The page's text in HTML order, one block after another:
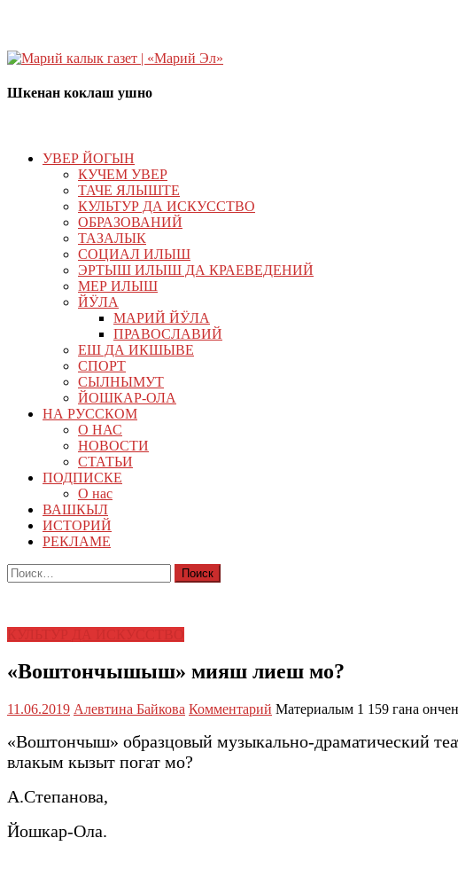
Шкенан коклаш ушно
УВЕР ЙОГЫН
КУЧЕМ УВЕР
ТАЧЕ ЯЛЫШТЕ
КУЛЬТУР ДА ИСКУССТВО
ОБРАЗОВАНИЙ
ТАЗАЛЫК
СОЦИАЛ ИЛЫШ
ЭРТЫШ ИЛЫШ ДА КРАЕВЕДЕНИЙ
МЕР ИЛЫШ
ЙӰЛА
МАРИЙ ЙӰЛА
ПРАВОСЛАВИЙ
ЕШ ДА ИКШЫВЕ
СПОРТ
СЫЛНЫМУТ
ЙОШКАР-ОЛА
НА РУССКОМ
О НАС
НОВОСТИ
СТАТЬИ
ПОДПИСКЕ
О нас
ВАШКЫЛ
ИСТОРИЙ
РЕКЛАМЕ
Найти:
«Воштончышыш» мияш лиеш мо?
11.06.2019 Алевтина Байкова Комментарий Материалым 1 159 гана
«Воштончыш» образцовый музыкально-драматический
влакым кызыт погат мо?
А.Степанова,
Йошкар-Ола.